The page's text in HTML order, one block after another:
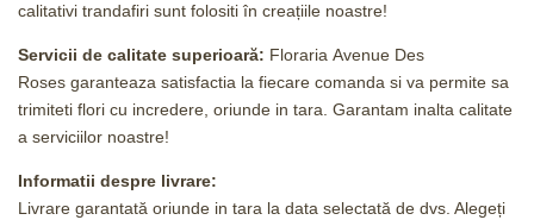
calitativi trandafiri sunt folositi în creațiile noastre!
Servicii de calitate superioară: Floraria Avenue Des
Roses garanteaza satisfactia la fiecare comanda si va permite sa
trimiteti flori cu incredere, oriunde in tara. Garantam inalta calitate
a serviciilor noastre!
Informatii despre livrare:
Livrare garantată oriunde in tara la data selectată de dvs. Alegeți